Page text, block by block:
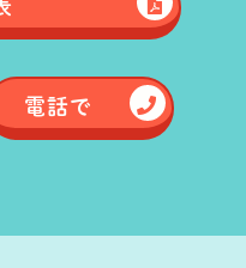
電話で